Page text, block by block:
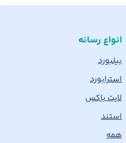
انواع رسانه
بیلبورد
استرابورد
لایت باکس
استند
همه